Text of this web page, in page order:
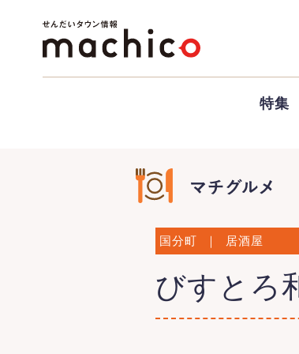
特集
国分町 ｜ 居酒屋
びすとろ